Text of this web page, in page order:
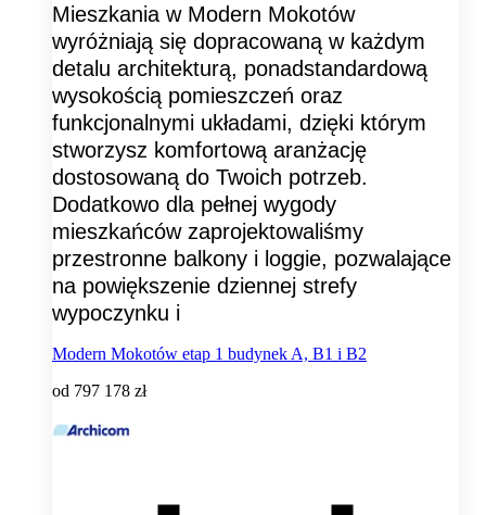
Mieszkania w Modern Mokotów
wyróżniają się dopracowaną w każdym
detalu architekturą, ponadstandardową
wysokością pomieszczeń oraz
funkcjonalnymi układami, dzięki którym
stworzysz komfortową aranżację
dostosowaną do Twoich potrzeb.
Dodatkowo dla pełnej wygody
mieszkańców zaprojektowaliśmy
przestronne balkony i loggie, pozwalające
na powiększenie dziennej strefy
wypoczynku i
Modern Mokotów etap 1 budynek A, B1 i B2
od 797 178 zł